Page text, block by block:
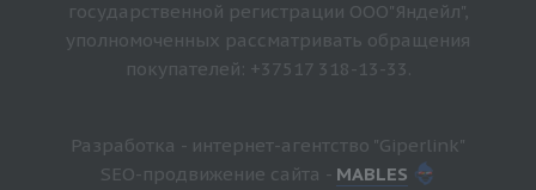
государственной регистрации ООО"Яндейл",
уполномоченных рассматривать обращения
покупателей: +37517 318-13-33.
Разработка - интернет-агентство "Giperlink"
SEO-продвижение сайта - MABLES